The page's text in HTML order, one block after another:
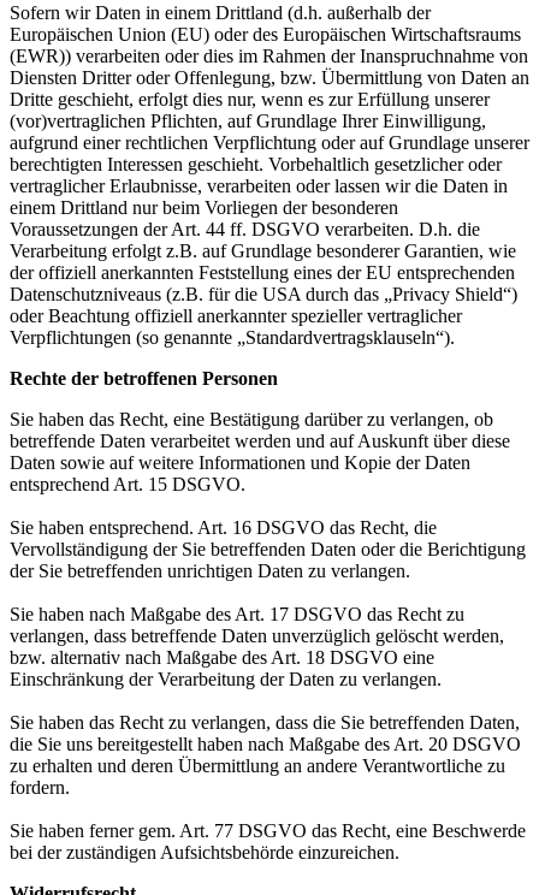
Sofern wir Daten in einem Drittland (d.h. außerhalb der
Europäischen Union (EU) oder des Europäischen Wirtschaftsraums
(EWR)) verarbeiten oder dies im Rahmen der Inanspruchnahme von
Diensten Dritter oder Offenlegung, bzw. Übermittlung von Daten an
Dritte geschieht, erfolgt dies nur, wenn es zur Erfüllung unserer
(vor)vertraglichen Pflichten, auf Grundlage Ihrer Einwilligung,
aufgrund einer rechtlichen Verpflichtung oder auf Grundlage unserer
berechtigten Interessen geschieht. Vorbehaltlich gesetzlicher oder
vertraglicher Erlaubnisse, verarbeiten oder lassen wir die Daten in
einem Drittland nur beim Vorliegen der besonderen
Voraussetzungen der Art. 44 ff. DSGVO verarbeiten. D.h. die
Verarbeitung erfolgt z.B. auf Grundlage besonderer Garantien, wie
der offiziell anerkannten Feststellung eines der EU entsprechenden
Datenschutzniveaus (z.B. für die USA durch das „Privacy Shield“)
oder Beachtung offiziell anerkannter spezieller vertraglicher
Verpflichtungen (so genannte „Standardvertragsklauseln“).
Rechte der betroffenen Personen
Sie haben das Recht, eine Bestätigung darüber zu verlangen, ob
betreffende Daten verarbeitet werden und auf Auskunft über diese
Daten sowie auf weitere Informationen und Kopie der Daten
entsprechend Art. 15 DSGVO.
Sie haben entsprechend. Art. 16 DSGVO das Recht, die
Vervollständigung der Sie betreffenden Daten oder die Berichtigung
der Sie betreffenden unrichtigen Daten zu verlangen.
Sie haben nach Maßgabe des Art. 17 DSGVO das Recht zu
verlangen, dass betreffende Daten unverzüglich gelöscht werden,
bzw. alternativ nach Maßgabe des Art. 18 DSGVO eine
Einschränkung der Verarbeitung der Daten zu verlangen.
Sie haben das Recht zu verlangen, dass die Sie betreffenden Daten,
die Sie uns bereitgestellt haben nach Maßgabe des Art. 20 DSGVO
zu erhalten und deren Übermittlung an andere Verantwortliche zu
fordern.
Sie haben ferner gem. Art. 77 DSGVO das Recht, eine Beschwerde
bei der zuständigen Aufsichtsbehörde einzureichen.